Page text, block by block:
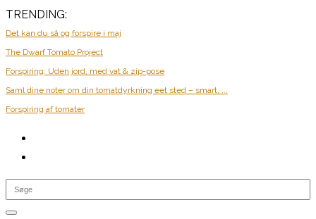
TRENDING:
Det kan du så og forspire i maj
The Dwarf Tomato Project
Forspiring: Uden jord, med vat & zip-pose
Saml dine noter om din tomatdyrkning eet sted – smart, ...
Forspiring af tomater